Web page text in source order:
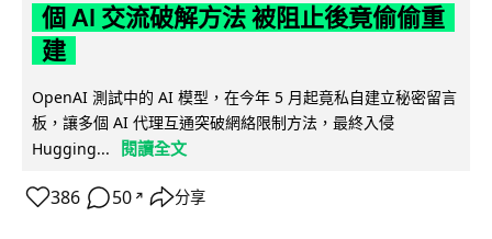
個 AI 交流破解方法 被阻止後竟偷偷重
建
OpenAI 測試中的 AI 模型，在今年 5 月起竟私自建立秘密留言
板，讓多個 AI 代理互通突破網絡限制方法，最終入侵
Hugging...
閱讀全文
386 50 ↗ 分享